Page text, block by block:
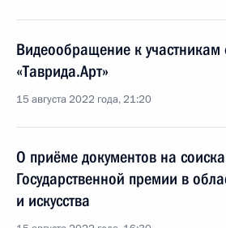
Видеообращение к участникам
«Таврида.Арт»
15 августа 2022 года, 21:20
О приёме документов на
Государственной премии в
и искусства